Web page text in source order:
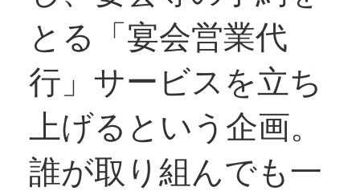
とる「宴会営業代
行」サービスを立ち
上げるという企画。
誰が取り組んでも一